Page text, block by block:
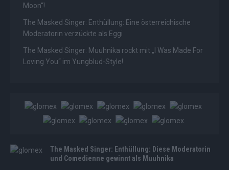
Moon“!
The Masked Singer: Enthüllung: Eine österreichische
Moderatorin verzückte als Eggi
The Masked Singer: Muuhnika rockt mit „I Was Made For
Loving You“ im Yungblud-Style!
The Masked Singer: Enthüllung: Diese Moderatorin
und Comedienne gewinnt als Muuhnika